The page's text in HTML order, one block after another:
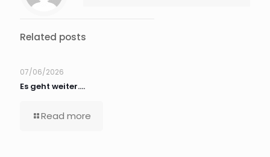
Related posts
07/06/2026
Es geht weiter….
Read more